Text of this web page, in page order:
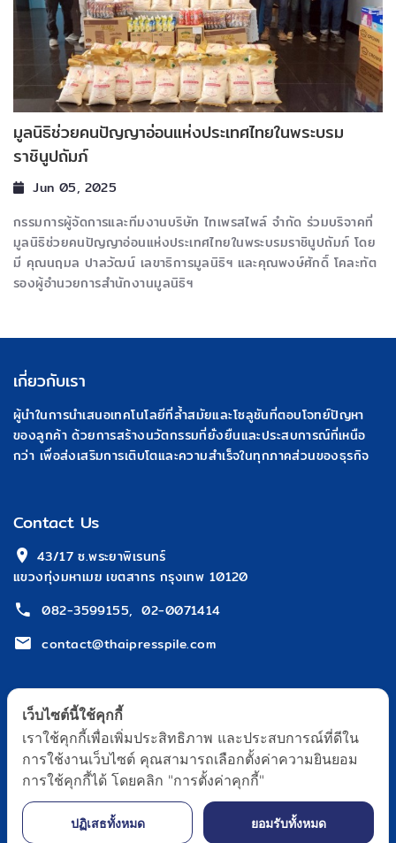
มูลนิธิช่วยคนปัญญาอ่อนแห่งประเทศไทยในพระบรม
ราชินูปถัมภ์
Jun 05, 2025
กรรมการผู้จัดการและทีมงานบริษัท ไทเพรสไพล์ จำกัด ร่วมบริจาคที่
มูลนิธิช่วยคนปัญญาอ่อนแห่งประเทศไทยในพระบรมราชินูปถัมภ์ โดย
มี คุณนฤมล ปาลวัฒน์ เลขาธิการมูลนิธิฯ และคุณพงษ์ศักดิ์ โคละทัต
รองผู้อำนวยการสำนักงานมูลนิธิฯ
เกี่ยวกับเรา
ผู้นำในการนำเสนอเทคโนโลยีที่ล้ำสมัยและโซลูชันที่ตอบโจทย์ปัญหา
ของลูกค้า ด้วยการสร้างนวัตกรรมที่ยั่งยืนและประสบการณ์ที่เหนือ
กว่า เพื่อส่งเสริมการเติบโตและความสำเร็จในทุกภาคส่วนของธุรกิจ
Contact Us
43/17 ซ.พระยาพิเรนทร์
แขวงทุ่งมหาเมฆ เขตสาทร กรุงเทพ 10120
082-3599155, 02-0071414
contact@thaipresspile.com
หน้าหลัก เกี่ยวกับเรา บทความ & กิจกรรม
ร่วมงาน
นโยบายข้อมูลส่วนบุคคล
เว็บไซต์นี้ใช้คุกกี้
เราใช้คุกกี้เพื่อเพิ่มประสิทธิภาพ และประสบการณ์ที่ดีใน
การใช้งานเว็บไซต์ คุณสามารถเลือกตั้งค่าความยินยอม
การใช้คุกกี้ได้ โดยคลิก "การตั้งค่าคุกกี้"
ปฏิเสธทั้งหมด ยอมรับทั้งหมด